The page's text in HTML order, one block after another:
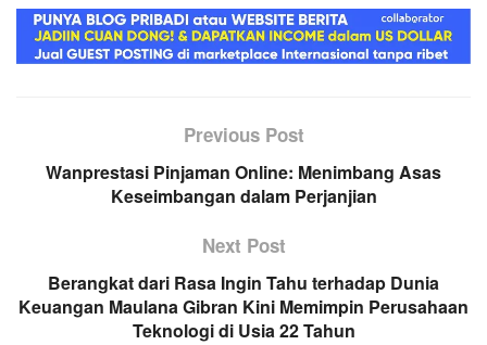
Previous Post
Wanprestasi Pinjaman Online: Menimbang Asas
Keseimbangan dalam Perjanjian
Next Post
Berangkat dari Rasa Ingin Tahu terhadap Dunia
Keuangan Maulana Gibran Kini Memimpin Perusahaan
Teknologi di Usia 22 Tahun